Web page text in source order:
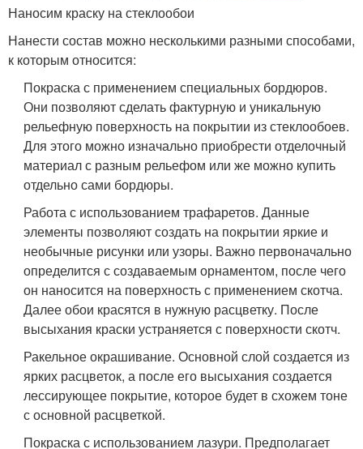
Наносим краску на стеклообои
Нанести состав можно несколькими разными способами,
к которым относится:
Покраска с применением специальных бордюров.
Они позволяют сделать фактурную и уникальную
рельефную поверхность на покрытии из стеклообоев.
Для этого можно изначально приобрести отделочный
материал с разным рельефом или же можно купить
отдельно сами бордюры.
Работа с использованием трафаретов. Данные
элементы позволяют создать на покрытии яркие и
необычные рисунки или узоры. Важно первоначально
определится с создаваемым орнаментом, после чего
он наносится на поверхность с применением скотча.
Далее обои красятся в нужную расцветку. После
высыхания краски устраняется с поверхности скотч.
Ракельное окрашивание. Основной слой создается из
ярких расцветок, а после его высыхания создается
лессирующее покрытие, которое будет в схожем тоне
с основной расцветкой.
Покраска с использованием лазури. Предполагает